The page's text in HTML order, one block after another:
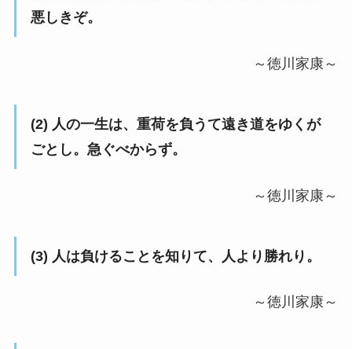
悪しきぞ。
～徳川家康～
(2) 人の一生は、重荷を負うて遠き道をゆくが
ごとし。急ぐべからず。
～徳川家康～
(3) 人は負けることを知りて、人より勝れり。
～徳川家康～